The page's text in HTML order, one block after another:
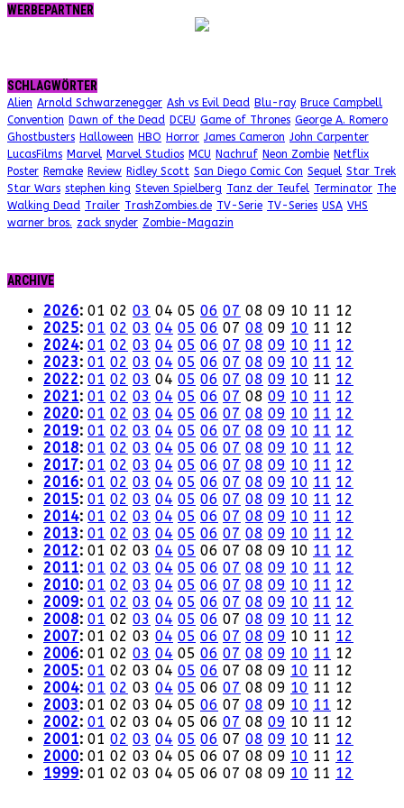
WERBEPARTNER
SCHLAGWÖRTER
Alien Arnold Schwarzenegger Ash vs Evil Dead Blu-ray Bruce Campbell
Convention Dawn of the Dead DCEU Game of Thrones George A. Romero
Ghostbusters Halloween HBO Horror James Cameron John Carpenter
LucasFilms Marvel Marvel Studios MCU Nachruf Neon Zombie Netflix
Poster Remake Review Ridley Scott San Diego Comic Con Sequel Star Trek
Star Wars stephen king Steven Spielberg Tanz der Teufel Terminator The
Walking Dead Trailer TrashZombies.de TV-Serie TV-Series USA VHS
warner bros. zack snyder Zombie-Magazin
ARCHIVE
2026: 01 02 03 04 05 06 07 08 09 10 11 12
2025: 01 02 03 04 05 06 07 08 09 10 11 12
2024: 01 02 03 04 05 06 07 08 09 10 11 12
2023: 01 02 03 04 05 06 07 08 09 10 11 12
2022: 01 02 03 04 05 06 07 08 09 10 11 12
2021: 01 02 03 04 05 06 07 08 09 10 11 12
2020: 01 02 03 04 05 06 07 08 09 10 11 12
2019: 01 02 03 04 05 06 07 08 09 10 11 12
2018: 01 02 03 04 05 06 07 08 09 10 11 12
2017: 01 02 03 04 05 06 07 08 09 10 11 12
2016: 01 02 03 04 05 06 07 08 09 10 11 12
2015: 01 02 03 04 05 06 07 08 09 10 11 12
2014: 01 02 03 04 05 06 07 08 09 10 11 12
2013: 01 02 03 04 05 06 07 08 09 10 11 12
2012: 01 02 03 04 05 06 07 08 09 10 11 12
2011: 01 02 03 04 05 06 07 08 09 10 11 12
2010: 01 02 03 04 05 06 07 08 09 10 11 12
2009: 01 02 03 04 05 06 07 08 09 10 11 12
2008: 01 02 03 04 05 06 07 08 09 10 11 12
2007: 01 02 03 04 05 06 07 08 09 10 11 12
2006: 01 02 03 04 05 06 07 08 09 10 11 12
2005: 01 02 03 04 05 06 07 08 09 10 11 12
2004: 01 02 03 04 05 06 07 08 09 10 11 12
2003: 01 02 03 04 05 06 07 08 09 10 11 12
2002: 01 02 03 04 05 06 07 08 09 10 11 12
2001: 01 02 03 04 05 06 07 08 09 10 11 12
2000: 01 02 03 04 05 06 07 08 09 10 11 12
1999: 01 02 03 04 05 06 07 08 09 10 11 12